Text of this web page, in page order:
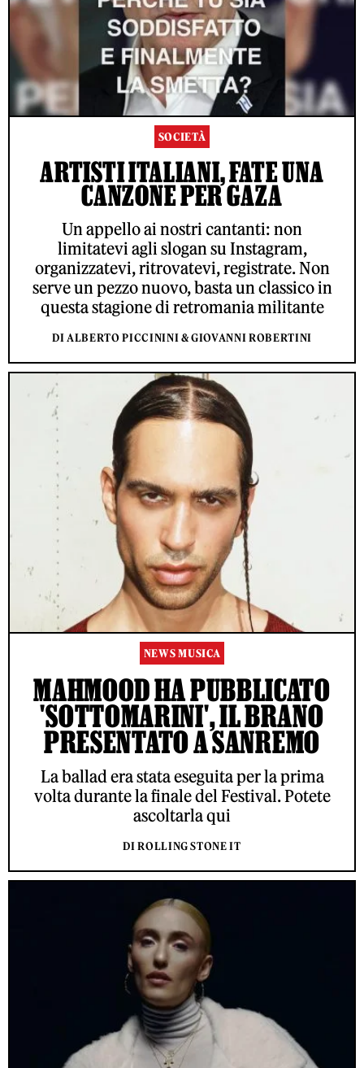
SOCIETÀ
ARTISTI ITALIANI, FATE UNA
CANZONE PER GAZA
Un appello ai nostri cantanti: non
limitatevi agli slogan su Instagram,
organizzatevi, ritrovatevi, registrate. Non
serve un pezzo nuovo, basta un classico in
questa stagione di retromania militante
DI ALBERTO PICCININI & GIOVANNI ROBERTINI
NEWS MUSICA
MAHMOOD HA PUBBLICATO
'SOTTOMARINI', IL BRANO
PRESENTATO A SANREMO
La ballad era stata eseguita per la prima
volta durante la finale del Festival. Potete
ascoltarla qui
DI ROLLING STONE IT